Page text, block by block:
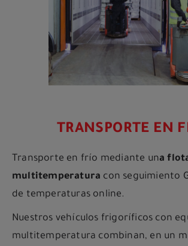
TRANSPORTE EN
Transporte en frío mediante una
multitemperatura con seguimiento
de temperaturas online.
Nuestros vehículos frigoríficos con
multitemperatura combinan, en un